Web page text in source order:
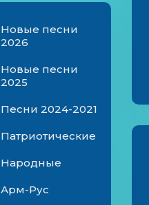
Новые песни
2026
Новые песни
2025
Песни 2024-2021
Патриотические
Народные
Арм-Рус